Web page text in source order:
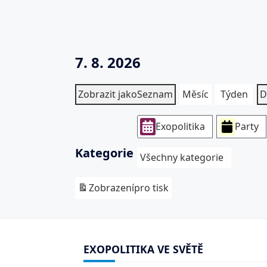
7. 8. 2026
Zobrazit jakoSeznam Měsíc Týden
Kategorie
Exopolitika Party
Všechny kategorie
Zobrazenípro tisk
EXOPOLITIKA VE SVĚTĚ